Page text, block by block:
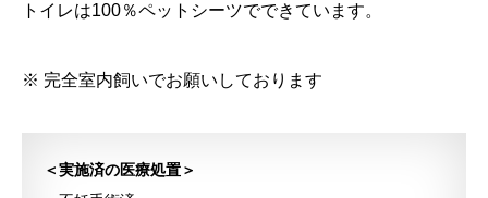
トイレは100％ペットシーツでできています。
※ 完全室内飼いでお願いしております
＜実施済の医療処置＞